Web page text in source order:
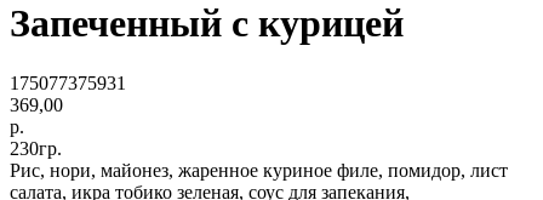
Запеченный с курицей
175077375931
369,00
р.
230гр.
Рис, нори, майонез, жаренное куриное филе, помидор, лист
салата, икра тобико зеленая, соус для запекания,